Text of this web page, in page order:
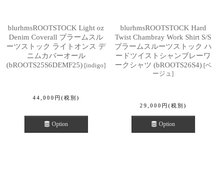
blurhmsROOTSTOCK Light oz
Denim Coverall ブラームスル
ーツストック ライトオンス デ
ニムカバーオール
(bROOTS25S6DEMF25) [indigo]
44,000 円 (税別)
Option
blurhmsROOTSTOCK Hard
Twist Chambray Work Shirt S/S
ブラームスルーツストック ハ
ードツイストシャンブレーワ
ークシャツ (bROOTS26S4) [ベ
ージュ ]
29,000 円 (税別)
Option